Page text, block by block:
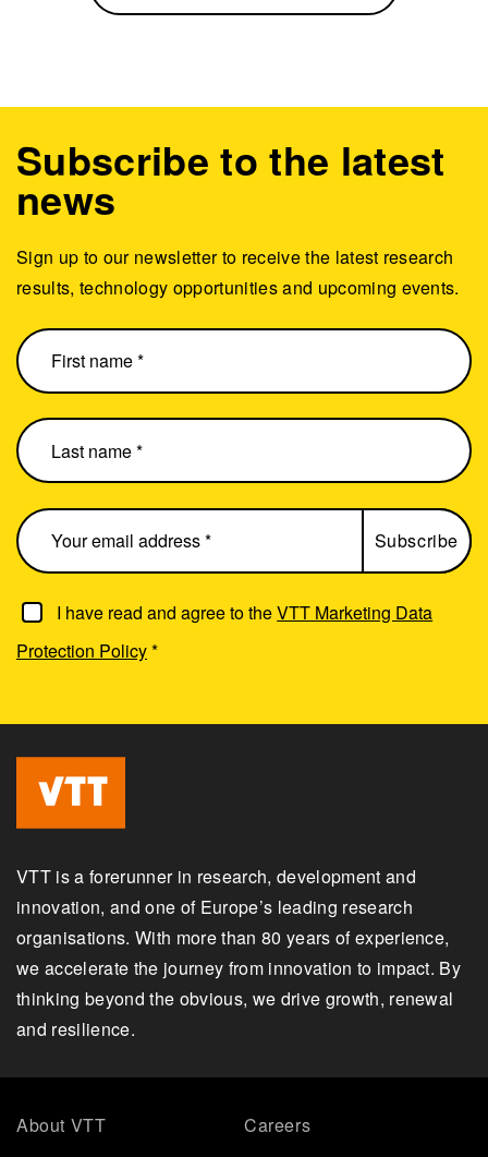
I have read and agree to theVTT Marketing Data
Protection Policy*
Subscribe to the latest
news
Sign up to our newsletter to receive the latest research
results, technology opportunities and upcoming events.
VTT is a forerunner in research, development and
innovation, and one of Europe’s leading research
organisations. With more than 80 years of experience,
we accelerate the journey from innovation to impact. By
thinking beyond the obvious, we drive growth, renewal
and resilience.
About VTT Careers